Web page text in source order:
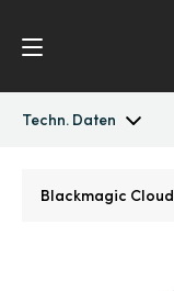
Techn. Daten
Blackmagic